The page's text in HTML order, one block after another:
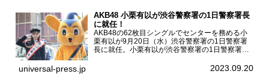
AKB48 小栗有以が渋谷警察署の1日警察署長
に就任！
AKB48の62枚目シングルでセンターを務める小
栗有以が9月20日（水）渋谷警察署の1日警察署
長に就任。小栗有以が渋谷警察署の1日警察署長
での10日間実施される令和5年 秋の全国交通安全
universal-press.jp 2023.09.20